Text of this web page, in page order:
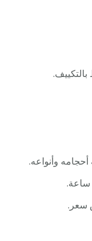
وأنواعه.
سعر.